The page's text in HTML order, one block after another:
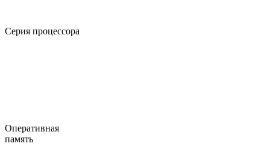
Серия процессора
Оперативная
память